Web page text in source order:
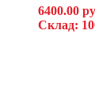
6400.00
Склад: